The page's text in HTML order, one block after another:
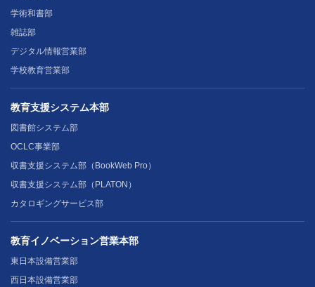
学術和書部
雑誌部
デジタル情報営業部
学校教育営業部
教育支援システム本部
図書館システム部
OCLC事業部
収書支援システム部（BookWeb Pro）
収書支援システム部（PLATON）
カタロギングサービス部
教育イノベーション営業本部
東日本設備営業部
西日本設備営業部